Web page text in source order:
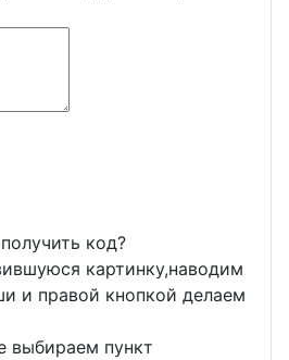
код?
картинку,наводим
и правой кнопкой делаем
выбираем пункт